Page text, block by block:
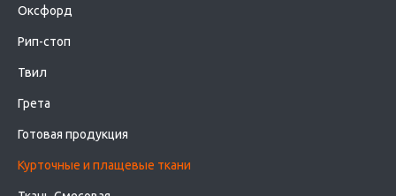
Оксфорд
Рип-стоп
Твил
Грета
Готовая продукция
Курточные и плащевые ткани